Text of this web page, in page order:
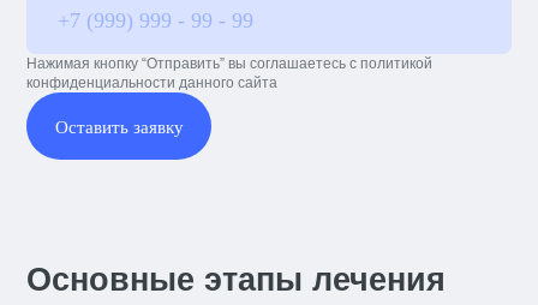
Нажимая кнопку “Отправить” вы соглашаетесь с политикой
конфиденциальности данного сайта
Оставить заявку
Основные этапы лечения